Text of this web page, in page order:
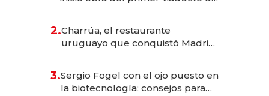
millones
2.Charrúa, el restaurante
uruguayo que conquistó Madrid:
anticipación y prepara apertura
3.Sergio Fogel con el ojo puesto en
la biotecnología: consejos para